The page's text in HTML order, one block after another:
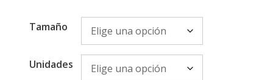
Tamaño
Unidades